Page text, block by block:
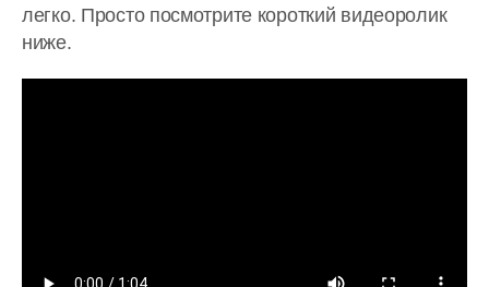
легко. Просто посмотрите короткий видеоролик
ниже.